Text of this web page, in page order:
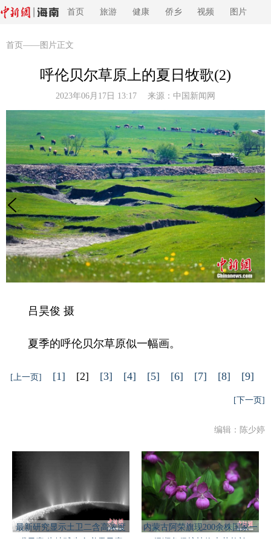
首页 旅游 健康 侨乡 视频 图片
首页 ——图片正文
呼伦贝尔草原上的夏日牧歌(2)
2023年06月17日 13:17 来源： 中国新闻网
吕昊俊 摄
夏季的呼伦贝尔草原似一幅画。
[上一页] [1] [2] [3] [4] [5] [6] [7] [8] [9]
[下一页]
编辑：陈少婷
最新研究显示土卫二含高浓度
内蒙古阿荣旗现200余株国家一